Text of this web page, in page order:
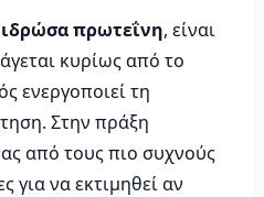
πρωτεΐνη, είναι
κυρίως από το
ενεργοποιεί τη
Στην πράξη
από τους πιο συχνούς
για να εκτιμηθεί αν